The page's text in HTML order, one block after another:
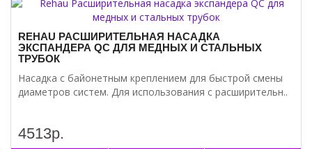
REHAU РАСШИРИТЕЛЬНАЯ НАСАДКА
ЭКСПАНДЕРА QC ДЛЯ МЕДНЫХ И СТАЛЬНЫХ
ТРУБОК
Насадка с байонетным креплением для быстрой смены
диаметров систем. Для использования с расширительн..
4513р.